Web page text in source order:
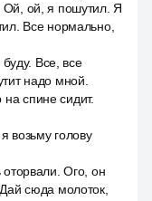
Ой, ой, я пошутил. Я
Все нормально,
Все, все
надо мной.
спине сидит.
возьму голову
оторвали. Ого, он
сюда молоток,